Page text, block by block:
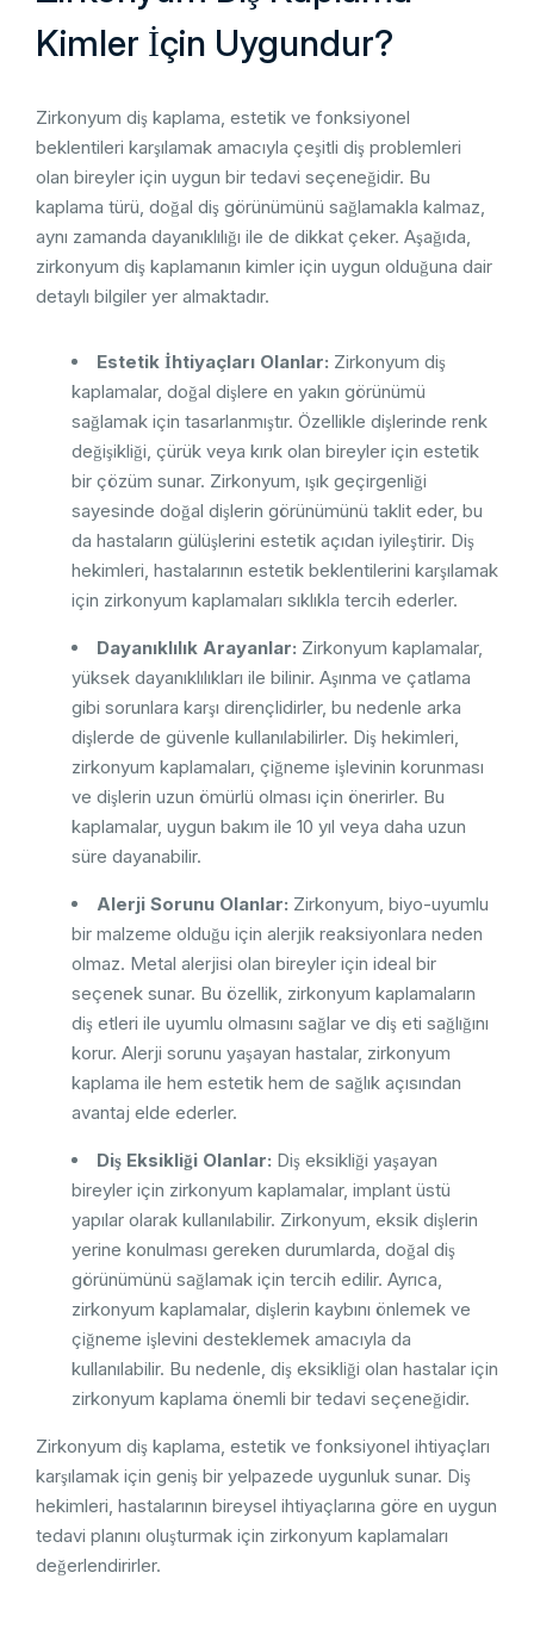
Kimler İçin Uygundur?
Zirkonyum diş kaplama, estetik ve fonksiyonel
beklentileri karşılamak amacıyla çeşitli diş problemleri
olan bireyler için uygun bir tedavi seçeneğidir. Bu
kaplama türü, doğal diş görünümünü sağlamakla kalmaz,
aynı zamanda dayanıklılığı ile de dikkat çeker. Aşağıda,
zirkonyum diş kaplamanın kimler için uygun olduğuna dair
detaylı bilgiler yer almaktadır.
Estetik İhtiyaçları Olanlar: Zirkonyum diş
kaplamalar, doğal dişlere en yakın görünümü
sağlamak için tasarlanmıştır. Özellikle dişlerinde renk
değişikliği, çürük veya kırık olan bireyler için estetik
bir çözüm sunar. Zirkonyum, ışık geçirgenliği
sayesinde doğal dişlerin görünümünü taklit eder, bu
da hastaların gülüşlerini estetik açıdan iyileştirir. Diş
hekimleri, hastalarının estetik beklentilerini karşılamak
için zirkonyum kaplamaları sıklıkla tercih ederler.
Dayanıklılık Arayanlar: Zirkonyum kaplamalar,
yüksek dayanıklılıkları ile bilinir. Aşınma ve çatlama
gibi sorunlara karşı dirençlidirler, bu nedenle arka
dişlerde de güvenle kullanılabilirler. Diş hekimleri,
zirkonyum kaplamaları, çiğneme işlevinin korunması
ve dişlerin uzun ömürlü olması için önerirler. Bu
kaplamalar, uygun bakım ile 10 yıl veya daha uzun
süre dayanabilir.
Alerji Sorunu Olanlar: Zirkonyum, biyo-uyumlu
bir malzeme olduğu için alerjik reaksiyonlara neden
olmaz. Metal alerjisi olan bireyler için ideal bir
seçenek sunar. Bu özellik, zirkonyum kaplamaların
diş etleri ile uyumlu olmasını sağlar ve diş eti sağlığını
korur. Alerji sorunu yaşayan hastalar, zirkonyum
kaplama ile hem estetik hem de sağlık açısından
avantaj elde ederler.
Diş Eksikliği Olanlar: Diş eksikliği yaşayan
bireyler için zirkonyum kaplamalar, implant üstü
yapılar olarak kullanılabilir. Zirkonyum, eksik dişlerin
yerine konulması gereken durumlarda, doğal diş
görünümünü sağlamak için tercih edilir. Ayrıca,
zirkonyum kaplamalar, dişlerin kaybını önlemek ve
çiğneme işlevini desteklemek amacıyla da
kullanılabilir. Bu nedenle, diş eksikliği olan hastalar için
zirkonyum kaplama önemli bir tedavi seçeneğidir.
Zirkonyum diş kaplama, estetik ve fonksiyonel ihtiyaçları
karşılamak için geniş bir yelpazede uygunluk sunar. Diş
hekimleri, hastalarının bireysel ihtiyaçlarına göre en uygun
tedavi planını oluşturmak için zirkonyum kaplamaları
değerlendirirler.